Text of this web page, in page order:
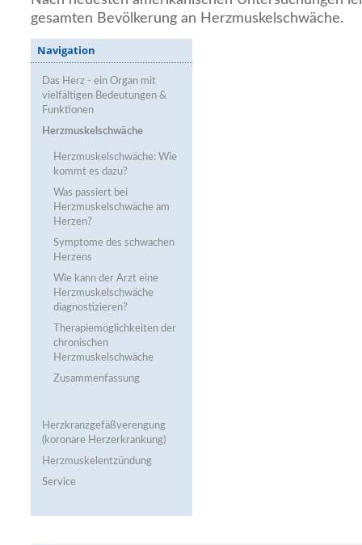
gesamten Bevölkerung an Herzmuskelschwäche.
Navigation
Das Herz - ein Organ mit
vielfältigen Bedeutungen &
Funktionen
Herzmuskelschwäche
Herzmuskelschwäche: Wie
kommt es dazu?
Was passiert bei
Herzmuskelschwäche am
Herzen?
Symptome des schwachen
Herzens
Wie kann der Arzt eine
Herzmuskelschwäche
diagnostizieren?
Therapiemöglichkeiten der
chronischen
Herzmuskelschwäche
Zusammenfassung
Herzkranzgefäßverengung
(koronare Herzerkrankung)
Herzmuskelentzündung
Service